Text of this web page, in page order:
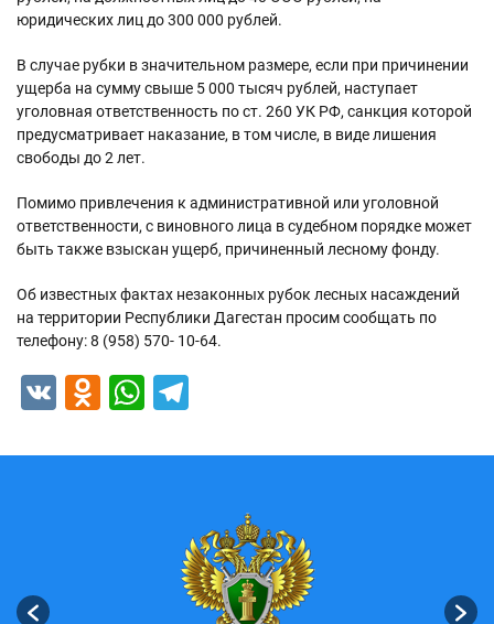
юридических лиц до 300 000 рублей.
В случае рубки в значительном размере, если при причинении
ущерба на сумму свыше 5 000 тысяч рублей, наступает
уголовная ответственность по ст. 260 УК РФ, санкция которой
предусматривает наказание, в том числе, в виде лишения
свободы до 2 лет.
Помимо привлечения к административной или уголовной
ответственности, с виновного лица в судебном порядке может
быть также взыскан ущерб, причиненный лесному фонду.
Об известных фактах незаконных рубок лесных насаждений
на территории Республики Дагестан просим сообщать по
телефону: 8 (958) 570- 10-64.
VK Odnoklassniki
WhatsApp